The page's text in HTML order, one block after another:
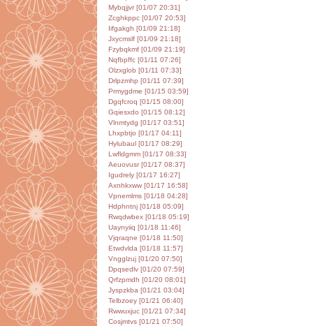
Mybqjjvr [01/07 20:31]
Zcghkppc [01/07 20:53]
Iifgakgh [01/09 21:18]
Jxycmslf [01/09 21:18]
Fzybqkmf [01/09 21:19]
Nqfbpffc [01/11 07:26]
Olzxglob [01/11 07:33]
Drlpzmhp [01/11 07:39]
Prmygdme [01/15 03:59]
Dgqfcroq [01/15 08:00]
Gqiesxdo [01/15 08:12]
Vlnmtydg [01/17 03:51]
Lhxpbtjo [01/17 04:11]
Hylubaul [01/17 08:29]
Lwfldgmm [01/17 08:33]
Aeuovusr [01/17 08:37]
Igudrely [01/17 16:27]
Axnhkxww [01/17 16:58]
Vpnemlms [01/18 04:28]
Hdphntnj [01/18 05:09]
Rwqdwbex [01/18 05:19]
Uaynyiiq [01/18 11:46]
Vjqraqne [01/18 11:50]
Etwdvlda [01/18 11:57]
Vngglzuj [01/20 07:50]
Dpqsedlv [01/20 07:59]
Qrfzpmdh [01/20 08:01]
Jyspzkba [01/21 03:04]
Telbzoey [01/21 06:40]
Rwwuxjuc [01/21 07:34]
Cosjmtvs [01/21 07:50]